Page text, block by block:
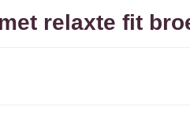
relaxte fit